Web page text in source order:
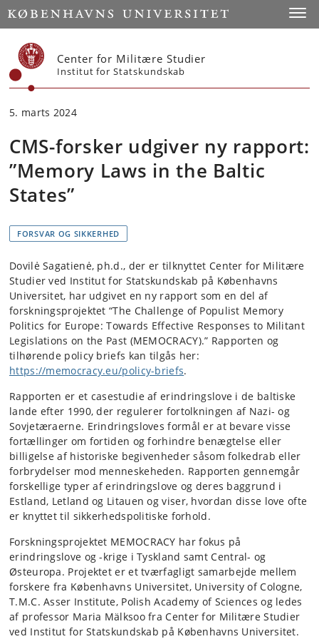
Start
Center for Militære Studier
Institut for Statskundskab
5. marts 2024
CMS-forsker udgiver ny rapport:
”Memory Laws in the Baltic
States”
FORSVAR OG SIKKERHED
Dovilė Sagatienė, ph.d., der er tilknyttet Center for Militære
Studier ved Institut for Statskundskab på Københavns
Universitet, har udgivet en ny rapport som en del af
forskningsprojektet “The Challenge of Populist Memory
Politics for Europe: Towards Effective Responses to Militant
Legislations on the Past (MEMOCRACY).” Rapporten og
tilhørende policy briefs kan tilgås her:
https://memocracy.eu/policy-briefs.
Rapporten er et casestudie af erindringslove i de baltiske
lande efter 1990, der regulerer fortolkningen af Nazi- og
Sovjetæraerne. Erindringsloves formål er at bevare visse
fortællinger om fortiden og forhindre benægtelse eller
billigelse af historiske begivenheder såsom folkedrab eller
forbrydelser mod menneskeheden. Rapporten gennemgår
forskellige typer af erindringslove og deres baggrund i
Estland, Letland og Litauen og viser, hvordan disse love ofte
er knyttet til sikkerhedspolitiske forhold.
Forskningsprojektet MEMOCRACY har fokus på
erindringslove og -krige i Tyskland samt Central- og
Østeuropa. Projektet er et tværfagligt samarbejde mellem
forskere fra Københavns Universitet, University of Cologne,
T.M.C. Asser Institute, Polish Academy of Sciences og ledes
af professor Maria Mälksoo fra Center for Militære Studier
ved Institut for Statskundskab på Københavns Universitet.